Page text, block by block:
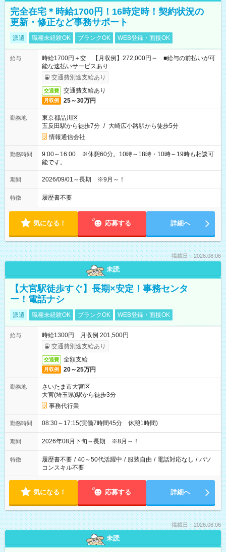
完全在宅＊時給1700円！16時定時！契約状況の
更新・修正など事務サポート
派遣 職種未経験OK ブランクOK WEB登録・面接OK
給与
時給1700円＋交 【月収例】272,000円～ ■給与の前払いが可
能な速払いサービスあり
交通費別途支給あり
交通費 交通費支給あり
月収例 25～30万円
勤務地
東京都品川区
五反田駅から徒歩7分 / 大崎広小路駅から徒歩5分
情報通信会社
勤務時間
9:00～16:00 ※休憩60分。10時～18時・10時～19時も相談可
能です。
期間 2026/09/01～長期 ※9月～！
特徴 履歴書不要
気になる！ 応募する 詳細へ
掲載日：2026.08.06
未読
【大宮駅徒歩すぐ】長期×安定！事務センタ
ー！電話ナシ
派遣 職種未経験OK ブランクOK WEB登録・面接OK
給与
時給1300円 月収例 201,500円
交通費別途支給あり
交通費 全額支給
月収例 20～25万円
勤務地
さいたま市大宮区
大宮(埼玉県)駅から徒歩3分
事務代行業
勤務時間 08:30～17:15(実働7時間45分 休憩1時間)
期間 2026年08月下旬～長期 ※8月～！
特徴 履歴書不要 / 40～50代活躍中 / 服装自由 / 電話対応なし / パソ
コンスキル不要
気になる！ 応募する 詳細へ
掲載日：2026.08.06
未読